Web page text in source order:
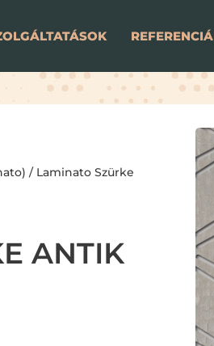
/ Laminato Szürke
ANTIK